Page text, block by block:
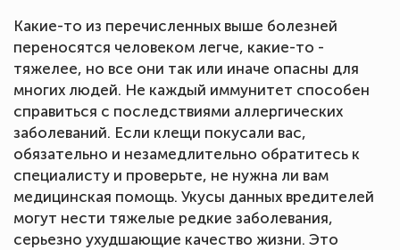
Какие-то из перечисленных выше болезней
переносятся человеком легче, какие-то -
тяжелее, но все они так или иначе опасны для
многих людей. Не каждый иммунитет способен
справиться с последствиями аллергических
заболеваний. Если клещи покусали вас,
обязательно и незамедлительно обратитесь к
специалисту и проверьте, не нужна ли вам
медицинская помощь. Укусы данных вредителей
могут нести тяжелые редкие заболевания,
серьезно ухудшающие качество жизни. Это